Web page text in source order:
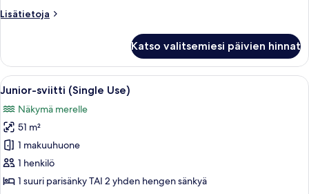
view)
Lisätietoja
Lisätietoja
huone
yhdelle
(with
view)
Katso valitsemiesi päivien hinnat
Avaa
kaikki
huonetyypin
Junior-
sviitti
(Single
Use)
Hotellihuone, jossa on suuri sänky,
5
Junior-sviitti (Single Use)
Näkymä merelle
51 m²
1 makuuhuone
1 henkilö
1 suuri parisänky TAI 2 yhden hengen sänkyä